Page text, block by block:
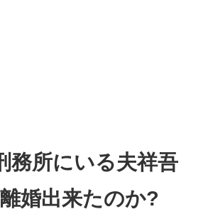
務所にいる夫祥吾
婚出来たのか?